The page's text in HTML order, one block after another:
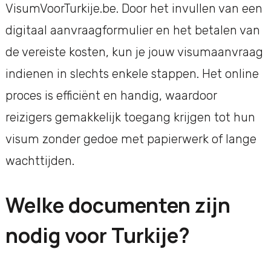
VisumVoorTurkije.be. Door het invullen van een
digitaal aanvraagformulier en het betalen van
de vereiste kosten, kun je jouw visumaanvraag
indienen in slechts enkele stappen. Het online
proces is efficiënt en handig, waardoor
reizigers gemakkelijk toegang krijgen tot hun
visum zonder gedoe met papierwerk of lange
wachttijden.
Welke documenten zijn
nodig voor Turkije?